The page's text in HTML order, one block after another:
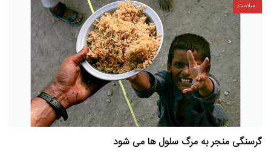
سلامت
گرسنگی منجر به مرگ سلول ها می شود